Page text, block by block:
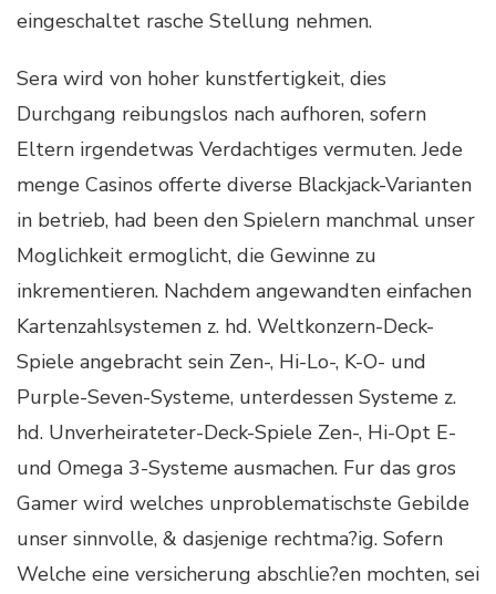
eingeschaltet rasche Stellung nehmen.
Sera wird von hoher kunstfertigkeit, dies
Durchgang reibungslos nach aufhoren, sofern
Eltern irgendetwas Verdachtiges vermuten. Jede
menge Casinos offerte diverse Blackjack-Varianten
in betrieb, had been den Spielern manchmal unser
Moglichkeit ermoglicht, die Gewinne zu
inkrementieren. Nachdem angewandten einfachen
Kartenzahlsystemen z. hd. Weltkonzern-Deck-
Spiele angebracht sein Zen-, Hi-Lo-, K-O- und
Purple-Seven-Systeme, unterdessen Systeme z.
hd. Unverheirateter-Deck-Spiele Zen-, Hi-Opt E-
und Omega 3-Systeme ausmachen. Fur das gros
Gamer wird welches unproblematischste Gebilde
unser sinnvolle, & dasjenige rechtma?ig. Sofern
Welche eine versicherung abschlie?en mochten, sei